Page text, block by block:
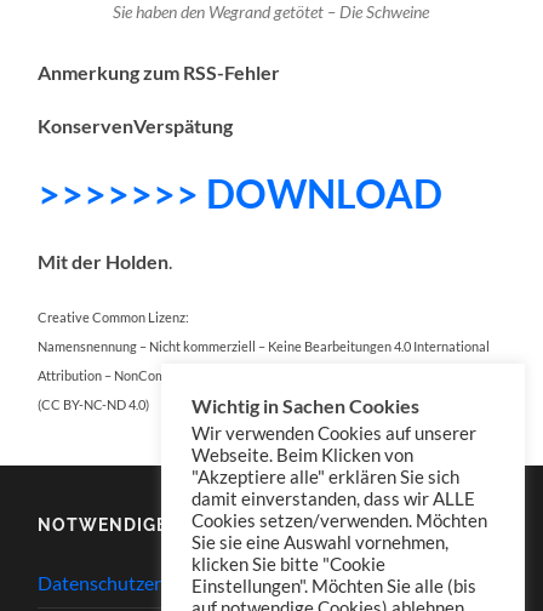
Sie haben den Wegrand getötet – Die Schweine
Anmerkung zum RSS-Fehler
KonservenVerspätung
>>>>>>> DOWNLOAD
Mit der Holden.
Creative Common Lizenz:
Namensnennung – Nicht kommerziell – Keine Bearbeitungen 4.0 International
Attribution – NonCommercial – NoDerivatives 4.0 International
(CC BY-NC-ND 4.0)
NOTWENDIGES
Datenschutzerklärung
Wichtig in Sachen Cookies
Wir verwenden Cookies auf unserer
Webseite. Beim Klicken von
"Akzeptiere alle" erklären Sie sich
damit einverstanden, dass wir ALLE
Cookies setzen/verwenden. Möchten
Sie sie eine Auswahl vornehmen,
klicken Sie bitte "Cookie
Einstellungen". Möchten Sie alle (bis